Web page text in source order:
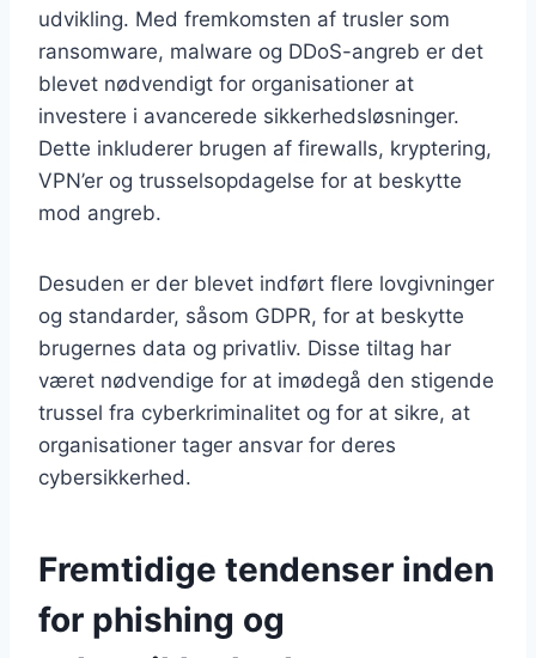
udvikling. Med fremkomsten af trusler som
ransomware, malware og DDoS-angreb er det
blevet nødvendigt for organisationer at
investere i avancerede sikkerhedsløsninger.
Dette inkluderer brugen af firewalls, kryptering,
VPN’er og trusselsopdagelse for at beskytte
mod angreb.
Desuden er der blevet indført flere lovgivninger
og standarder, såsom GDPR, for at beskytte
brugernes data og privatliv. Disse tiltag har
været nødvendige for at imødegå den stigende
trussel fra cyberkriminalitet og for at sikre, at
organisationer tager ansvar for deres
cybersikkerhed.
Fremtidige tendenser inden
for phishing og